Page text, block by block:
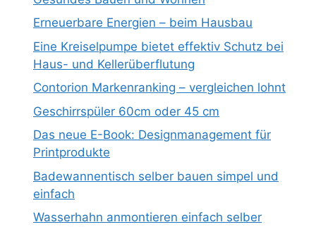
Erneuerbare Energien – beim Hausbau
Eine Kreiselpumpe bietet effektiv Schutz bei
Haus- und Kellerüberflutung
Contorion Markenranking – vergleichen lohnt
Geschirrspüler 60cm oder 45 cm
Das neue E-Book: Designmanagement für
Printprodukte
Badewannentisch selber bauen simpel und
einfach
Wasserhahn anmontieren einfach selber